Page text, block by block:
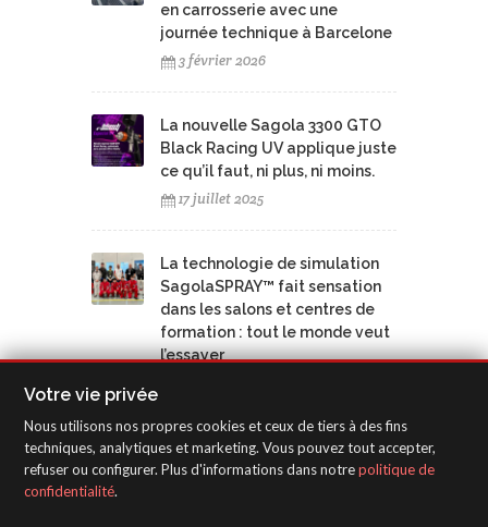
en carrosserie avec une
journée technique à Barcelone
3 février 2026
La nouvelle Sagola 3300 GTO
Black Racing UV applique juste
ce qu’il faut, ni plus, ni moins.
17 juillet 2025
La technologie de simulation
SagolaSPRAY™ fait sensation
dans les salons et centres de
formation : tout le monde veut
l’essayer
Les cabines de pulvérisation
virtuelles SagolaSPRAY™
Votre vie privée
Nous utilisons nos propres cookies et ceux de tiers à des fins
techniques, analytiques et marketing. Vous pouvez tout accepter,
refuser ou configurer. Plus d'informations dans notrepolitique de
confidentialité.